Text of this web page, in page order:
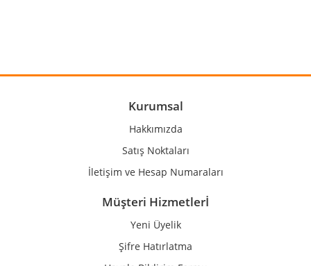
Ürün açıklamasında eksik bilgiler bulunuyor.
Ürün bilgilerinde hatalar bulunuyor.
Gönder
Kurumsal
Hakkımızda
Satış Noktaları
İletişim ve Hesap Numaraları
Müşteri Hizmetlerİ
Yeni Üyelik
Şifre Hatırlatma